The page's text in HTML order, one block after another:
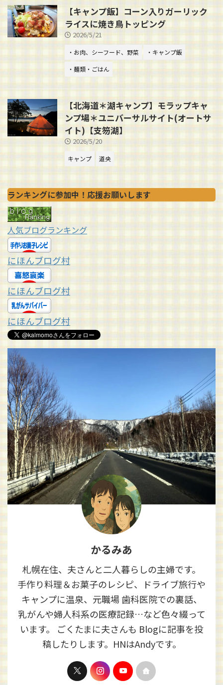
【キャンプ飯】コーン入りガーリック
ライスに焼き鳥トッピング
2026/5/21
・お肉、シーフード、野菜
・キャンプ飯
・麺類・ごはん
【北海道＊湖キャンプ】モラップキャ
ンプ場＊ユニバーサルサイト(オートサ
イト)【支笏湖】
2026/5/20
キャンプ 道央
ランキングに参加中！応援お願いします
人気ブログランキング
にほんブログ村
にほんブログ村
にほんブログ村
かるみあ
札幌在住、夫さんと二人暮らしの主婦です。
手作り料理＆お菓子のレシピ、ドライブ旅行や
キャンプに温泉、元職場 歯科医院での裏話、
乳がんや婦人科系の医療記録…など色々綴って
います。 ごくたまに夫さんも Blogに記事を投
稿したりします。HNはAndyです。